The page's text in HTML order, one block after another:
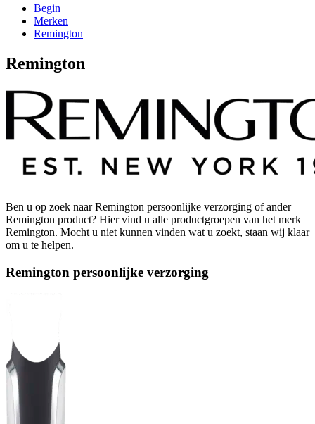
Begin
Merken
Remington
Remington
Ben u op zoek naar Remington persoonlijke verzorging of ander
Remington product? Hier vind u alle productgroepen van het merk
Remington. Mocht u niet kunnen vinden wat u zoekt, staan wij klaar
om u te helpen.
Remington persoonlijke verzorging